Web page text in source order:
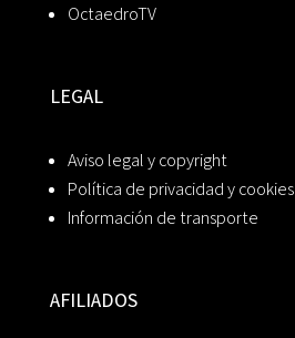
OctaedroTV
LEGAL
Aviso legal y copyright
Política de privacidad y cookies
Información de transporte
AFILIADOS